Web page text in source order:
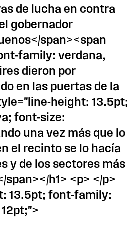
de lucha en contra
gobernador
span><span
family: verdana,
dieron por
en las puertas de la
height: 13.5pt;
font-size:
una vez más que lo
el recinto se lo hacía
y de los sectores más
h1> <p> </p>
13.5pt; font-family: